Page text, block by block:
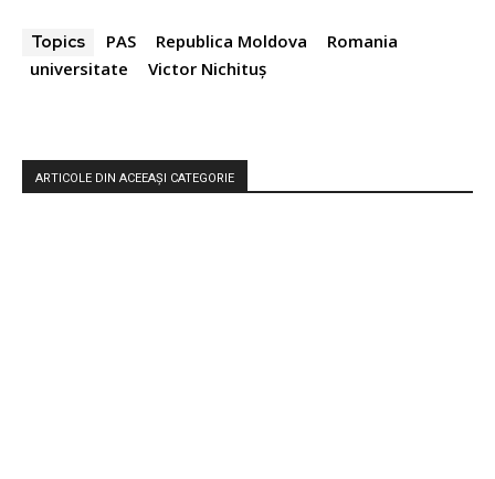
Topics PAS Republica Moldova
Romania
universitate
Victor Nichituș
ARTICOLE DIN ACEEAȘI CATEGORIE
Opinie
PAMFLET PAMFLET
PODcast pe BEGA
Politica POLUARE
Prejudecăți de valoare
Profil